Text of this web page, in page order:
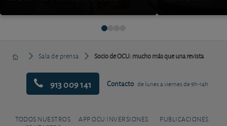
Sala de prensa Socio de OCU: mucho más que una revista
913 009 141 Contacto de lunes a viernes de 9h-14h
TODOS NUESTROS
APP OCU INVERSIONES PUBLICACIONES